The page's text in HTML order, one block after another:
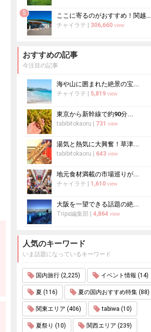
5 ここに寄るのがおすすめ！関越自動車道の充実のSA・PA5選
チャイラテ 306,660 view
おすすめの記事
今注目の記事
海や山に囲まれた絶景の宝...
チャイラテ 5,819 view
東京から新幹線で約90分...
tabibitokaoru 731 view
湯気と熱気に大興奮！草津...
tabibitokaoru 643 view
地元食材満載の市場巡りが...
チャイラテ 1,610 view
大阪を一望できる話題の絶...
Tripα編集部 4,864 view
人気のキーワード
いま話題になっているキーワード
国内旅行 (2,225) イベント情報 (14)
夏 (116) 夏の国内おすすめ特集 (88)
関東エリア (406) tabiwa (10)
夏祭り (10) 関西エリア (239)